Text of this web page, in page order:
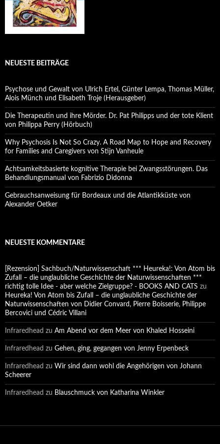
NEUESTE BEITRÄGE
Psychose und Gewalt von Ulrich Ertel, Günter Lempa, Thomas Müller,
Alois Münch und Elisabeth Troje (Herausgeber)
Die Therapeutin und ihre Mörder. Dr. Pat Philipps und der tote Klient
von Philippa Perry (Hörbuch)
Why Psychosis Is Not So Crazy. A Road Map to Hope and Recovery
for Families and Caregivers von Stijn Vanheule
Achtsamkeitsbasierte kognitive Therapie bei Zwangsstörungen. Das
Behandlungsmanual von Fabrizio Didonna
Gebrauchsanweisung für Bordeaux und die Atlantikküste von
Alexander Oetker
NEUESTE KOMMENTARE
[Rezension] Sachbuch/Naturwissenschaft *** Heureka!: Von Atom bis
Zufall – die unglaubliche Geschichte der Naturwissenschaften ***
richtig tolle Idee - aber welche Zielgruppe? - BOOKS AND CATS zu
Heureka! Von Atom bis Zufall – die unglaubliche Geschichte der
Naturwissenschaften von Didier Convard, Pierre Boisserie, Philippe
Bercovici und Cédric Villani
Infraredhead zu Am Abend vor dem Meer von Khaled Hosseini
Infraredhead zu Gehen, ging, gegangen von Jenny Erpenbeck
Infraredhead zu Wir sind dann wohl die Angehörigen von Johann
Scheerer
Infraredhead zu Blauschmuck von Katharina Winkler